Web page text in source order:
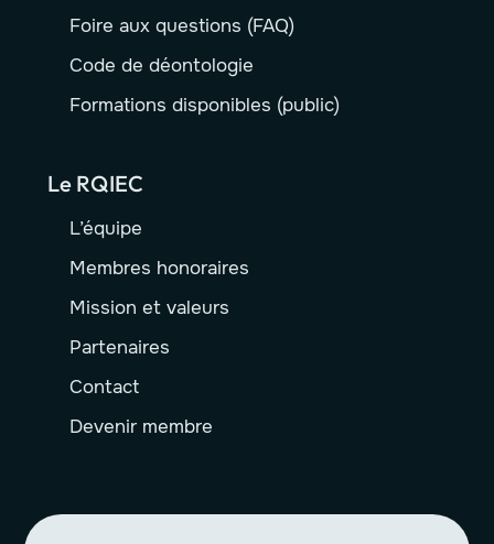
Foire aux questions (FAQ)
Code de déontologie
Formations disponibles (public)
Le RQIEC
L’équipe
Membres honoraires
Mission et valeurs
Partenaires
Contact
Devenir membre